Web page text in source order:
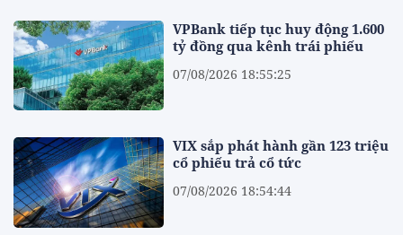
VPBank tiếp tục huy động 1.600
tỷ đồng qua kênh trái phiếu
07/08/2026 18:55:25
VIX sắp phát hành gần 123 triệu
cổ phiếu trả cổ tức
07/08/2026 18:54:44